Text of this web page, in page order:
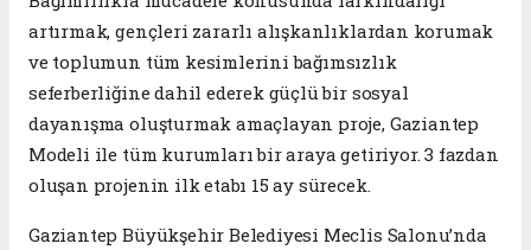
artırmak, gençleri zararlı alışkanlıklardan korumak
ve toplumun tüm kesimlerini bağımsızlık
seferberliğine dahil ederek güçlü bir sosyal
dayanışma oluşturmak amaçlayan proje, Gaziantep
Modeli ile tüm kurumları bir araya getiriyor. 3 fazdan
oluşan projenin ilk etabı 15 ay sürecek.
Gaziantep Büyükşehir Belediyesi Meclis Salonu’nda